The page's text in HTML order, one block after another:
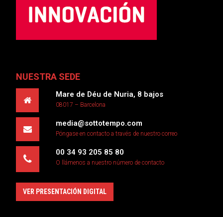
NUESTRA SEDE
Mare de Déu de Nuria, 8 bajos
08017 – Barcelona
media@sottotempo.com
Póngase en contacto a través de nuestro correo
00 34 93 205 85 80
O llámenos a nuestro número de contacto
VER PRESENTACIÓN DIGITAL